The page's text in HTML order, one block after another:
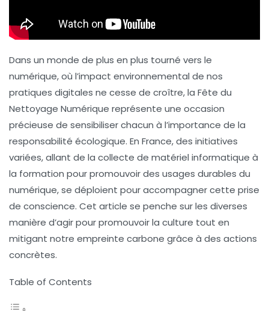
Dans un monde de plus en plus tourné vers le
numérique, où l’impact environnemental de nos
pratiques digitales ne cesse de croître, la Fête du
Nettoyage Numérique représente une occasion
précieuse de sensibiliser chacun à l’importance de la
responsabilité écologique. En France, des initiatives
variées, allant de la collecte de matériel informatique à
la formation pour promouvoir des usages durables du
numérique, se déploient pour accompagner cette prise
de conscience. Cet article se penche sur les diverses
manière d’agir pour promouvoir la culture tout en
mitigant notre empreinte carbone grâce à des actions
concrètes.
Table of Contents